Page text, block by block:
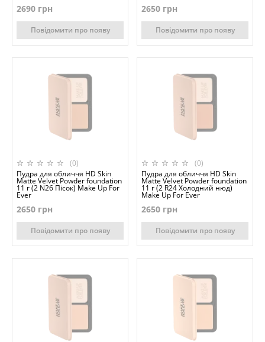
2690 грн
Повідомити про появу
2650 грн
Повідомити про появу
(0)
Пудра для обличчя HD Skin
Matte Velvet Powder foundation
11 г (2 N26 Пісок) Make Up For
Ever
2650 грн
Повідомити про появу
(0)
Пудра для обличчя HD Skin
Matte Velvet Powder foundation
11 г (2 R24 Холодний нюд)
Make Up For Ever
2650 грн
Повідомити про появу